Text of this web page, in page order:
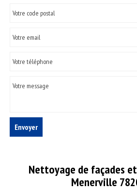
Nettoyage de façades
Menerville